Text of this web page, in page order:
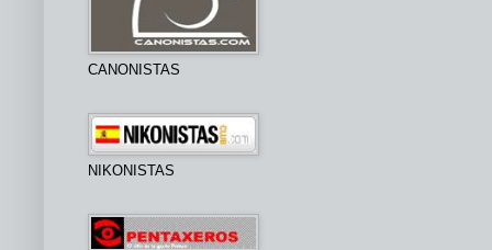
CANONISTAS
NIKONISTAS